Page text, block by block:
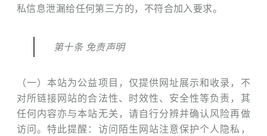
私信息泄漏给任何第三⽅的，不符合加入要求。
第十条 免责声明
（一）本站为公益项目，仅提供网址展示和收录，不
对所链接网站的合法性、时效性、安全性等负责，其
任何内容亦与本站无关，请自行分辨并确认风险再做
访问。特此提醒：访问陌生网站注意保护个人隐私，